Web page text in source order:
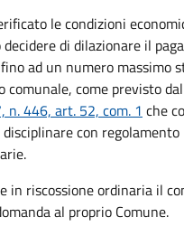
le condizioni
decidere di dilazionare il
ad un numero massimo
comunale, come previsto dal
446, art. 52, com. 1 che
con
in riscossione ordinaria il
al proprio Comune.